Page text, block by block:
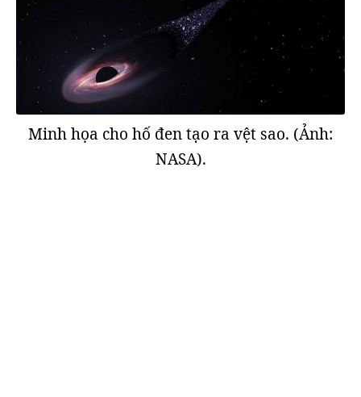
Minh họa cho hố đen tạo ra vệt sao. (Ảnh:
NASA).